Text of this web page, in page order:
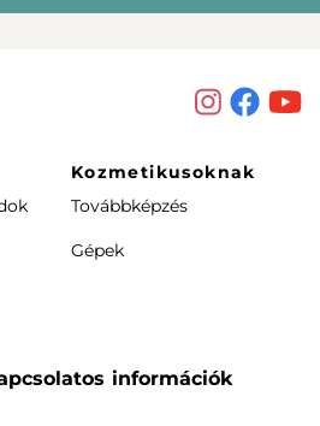
Kozmetikusoknak
Továbbképzés
Gépek
információk